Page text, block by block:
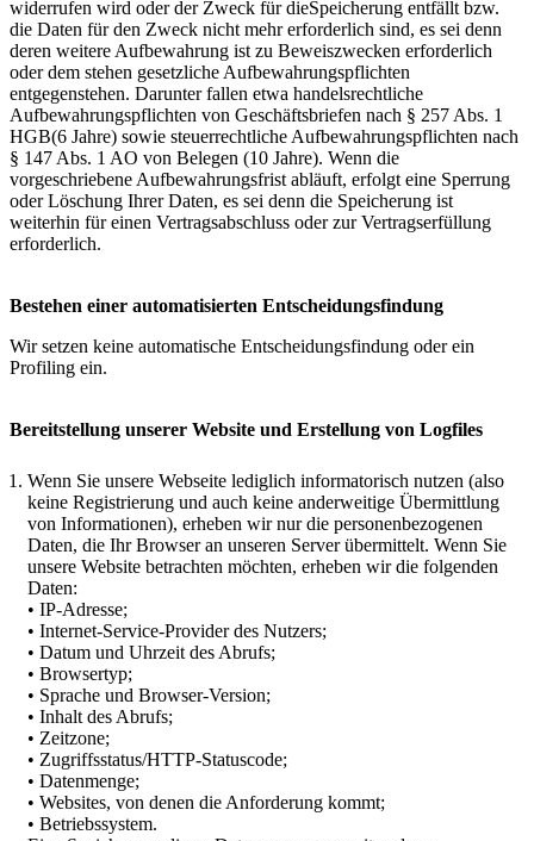
widerrufen wird oder der Zweck für dieSpeicherung entfällt bzw.
die Daten für den Zweck nicht mehr erforderlich sind, es sei denn
deren weitere Aufbewahrung ist zu Beweiszwecken erforderlich
oder dem stehen gesetzliche Aufbewahrungspflichten
entgegenstehen. Darunter fallen etwa handelsrechtliche
Aufbewahrungspflichten von Geschäftsbriefen nach § 257 Abs. 1
HGB(6 Jahre) sowie steuerrechtliche Aufbewahrungspflichten nach
§ 147 Abs. 1 AO von Belegen (10 Jahre). Wenn die
vorgeschriebene Aufbewahrungsfrist abläuft, erfolgt eine Sperrung
oder Löschung Ihrer Daten, es sei denn die Speicherung ist
weiterhin für einen Vertragsabschluss oder zur Vertragserfüllung
erforderlich.
Bestehen einer automatisierten Entscheidungsfindung
Wir setzen keine automatische Entscheidungsfindung oder ein
Profiling ein.
Bereitstellung unserer Website und Erstellung von Logfiles
Wenn Sie unsere Webseite lediglich informatorisch nutzen (also
keine Registrierung und auch keine anderweitige Übermittlung
von Informationen), erheben wir nur die personenbezogenen
Daten, die Ihr Browser an unseren Server übermittelt. Wenn Sie
unsere Website betrachten möchten, erheben wir die folgenden
Daten:
• IP-Adresse;
• Internet-Service-Provider des Nutzers;
• Datum und Uhrzeit des Abrufs;
• Browsertyp;
• Sprache und Browser-Version;
• Inhalt des Abrufs;
• Zeitzone;
• Zugriffsstatus/HTTP-Statuscode;
• Datenmenge;
• Websites, von denen die Anforderung kommt;
• Betriebssystem.